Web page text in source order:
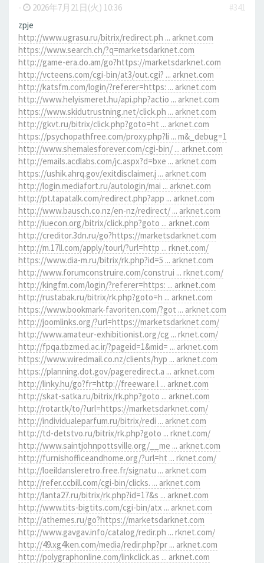
- 2026年7月21日(火) 10:36
#341
zpje
http://www.ugrasu.ru/bitrix/redirect.ph ... arknet.com
https://www.search.ch/?q=marketsdarknet.com
http://game-era.do.am/go?https://marketsdarknet.com
http://vcteens.com/cgi-bin/at3/out.cgi? ... arknet.com
http://katsfm.com/login/?referer=https: ... arknet.com
http://www.helyismeret.hu/api.php?actio ... arknet.com
https://www.skidutrustning.net/click.ph ... arknet.com
http://gkvt.ru/bitrix/click.php?goto=ht ... arknet.com
https://psychopathfree.com/proxy.php?li ... m&_debug=1
http://www.shemalesforever.com/cgi-bin/ ... arknet.com
http://emails.acdlabs.com/jc.aspx?d=bxe ... arknet.com
https://ushik.ahrq.gov/exitdisclaimer.j ... arknet.com
http://login.mediafort.ru/autologin/mai ... arknet.com
http://pt.tapatalk.com/redirect.php?app ... arknet.com
http://www.bausch.co.nz/en-nz/redirect/ ... arknet.com
http://iuecon.org/bitrix/click.php?goto ... arknet.com
http://creditor.3dn.ru/go?https://marketsdarknet.com
http://m.17ll.com/apply/tourl/?url=http ... rknet.com/
https://www.dia-m.ru/bitrix/rk.php?id=5 ... arknet.com
http://www.forumconstruire.com/construi ... rknet.com/
http://kingfm.com/login/?referer=https: ... arknet.com
http://rustabak.ru/bitrix/rk.php?goto=h ... arknet.com
https://www.bookmark-favoriten.com/?got ... arknet.com
http://joomlinks.org/?url=https://marketsdarknet.com/
http://www.amateur-exhibitionist.org/cg ... rknet.com/
http://fpqa.tbzmed.ac.ir/?pageid=1&mid= ... arknet.com
https://www.wiredmail.co.nz/clients/hyp ... arknet.com
https://planning.dot.gov/pageredirect.a ... arknet.com
http://linky.hu/go?fr=http://freeware.l ... arknet.com
http://skat-satka.ru/bitrix/rk.php?goto ... arknet.com
http://rotar.tk/to/?url=https://marketsdarknet.com/
http://individualeparfum.ru/bitrix/redi ... arknet.com
http://td-detstvo.ru/bitrix/rk.php?goto ... rknet.com/
http://www.saintjohnpottsville.org/__me ... arknet.com
http://furnishofficeandhome.org/?url=ht ... rknet.com/
http://loeildansleretro.free.fr/signatu ... arknet.com
http://refer.ccbill.com/cgi-bin/clicks. ... arknet.com
http://lanta27.ru/bitrix/rk.php?id=17&s ... arknet.com
http://www.tits-bigtits.com/cgi-bin/atx ... arknet.com
http://athemes.ru/go?https://marketsdarknet.com
http://www.gavgav.info/catalog/redir.ph ... rknet.com/
http://49.xg4ken.com/media/redir.php?pr ... arknet.com
http://polygraphonline.com/linkclick.as ... arknet.com